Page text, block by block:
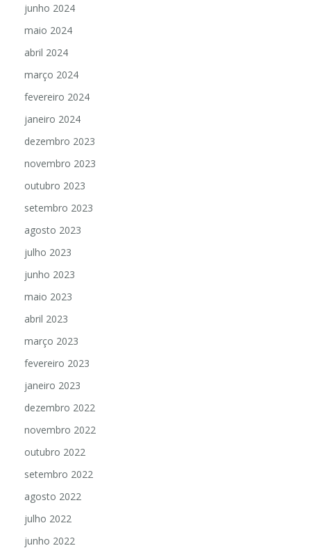
junho 2024
maio 2024
abril 2024
março 2024
fevereiro 2024
janeiro 2024
dezembro 2023
novembro 2023
outubro 2023
setembro 2023
agosto 2023
julho 2023
junho 2023
maio 2023
abril 2023
março 2023
fevereiro 2023
janeiro 2023
dezembro 2022
novembro 2022
outubro 2022
setembro 2022
agosto 2022
julho 2022
junho 2022